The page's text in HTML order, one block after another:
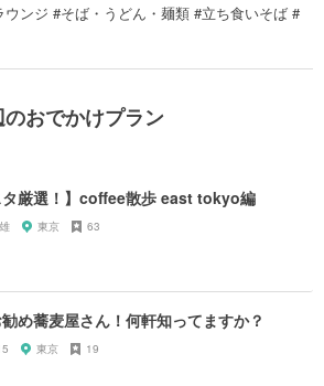
ンジ #そば・うどん・麺類 #立ち食いそば #
おでかけプラン
タ厳選！】coffee散歩 east tokyo編
東京 63
め蕎麦屋さん！何軒知ってますか？
東京 19